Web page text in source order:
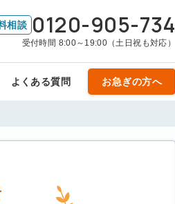
相談 0120-905-734
受付時間 8:00～19:00（土日祝も対応）
よくある質問 お急ぎの方へ